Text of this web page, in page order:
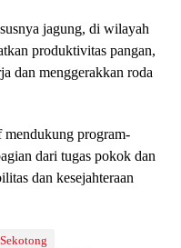
jagung, di wilayah
produktivitas pangan,
dan menggerakkan roda
mendukung program-
dari tugas pokok dan
dan kesejahteraan